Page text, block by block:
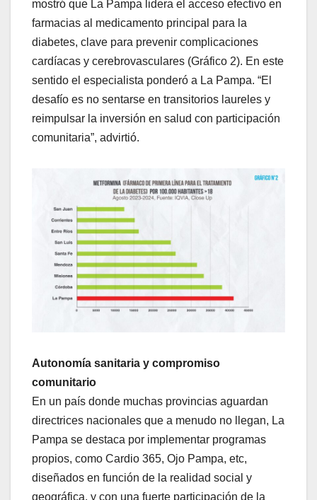
mostró que La Pampa lidera el acceso efectivo en
farmacias al medicamento principal para la
diabetes, clave para prevenir complicaciones
cardíacas y cerebrovasculares (Gráfico 2). En este
sentido el especialista ponderó a La Pampa. “El
desafío es no sentarse en transitorios laureles y
reimpulsar la inversión en salud con participación
comunitaria”, advirtió.
Autonomía sanitaria y compromiso
comunitario
En un país donde muchas provincias aguardan
directrices nacionales que a menudo no llegan, La
Pampa se destaca por implementar programas
propios, como Cardio 365, Ojo Pampa, etc,
diseñados en función de la realidad social y
geográfica, y con una fuerte participación de la